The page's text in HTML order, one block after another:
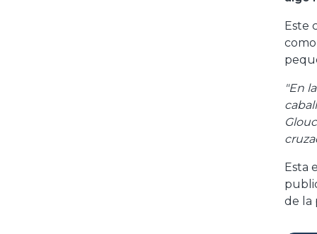
Este
"En
Esta
de la